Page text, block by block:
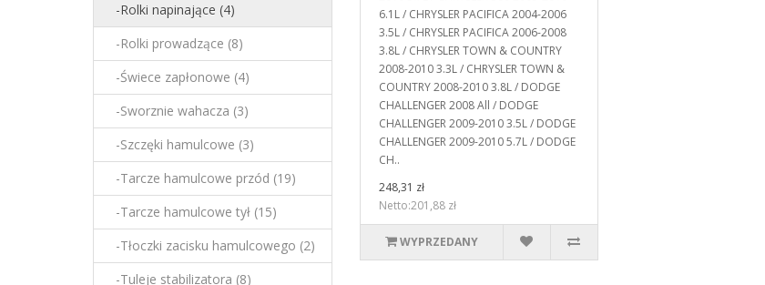
-Rolki napinające (4)
-Rolki prowadzące (8)
-Świece zapłonowe (4)
-Sworznie wahacza (3)
-Szczęki hamulcowe (3)
-Tarcze hamulcowe przód (19)
-Tarcze hamulcowe tył (15)
-Tłoczki zacisku hamulcowego (2)
-Tuleje stabilizatora (8)
6.1L / CHRYSLER PACIFICA 2004-2006
3.5L / CHRYSLER PACIFICA 2006-2008
3.8L / CHRYSLER TOWN & COUNTRY
2008-2010 3.3L / CHRYSLER TOWN &
COUNTRY 2008-2010 3.8L / DODGE
CHALLENGER 2008 All / DODGE
CHALLENGER 2009-2010 3.5L / DODGE
CHALLENGER 2009-2010 5.7L / DODGE
CH..
248,31 zł
Netto:201,88 zł
WYPRZEDANY